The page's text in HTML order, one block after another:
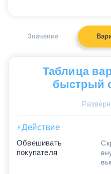
Значение
Таблица
быстрый
⚡Действие
Обвешивать
покупателя